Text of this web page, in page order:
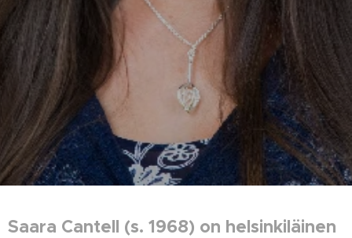
Saara Cantell (s. 1968) on helsinkiläinen